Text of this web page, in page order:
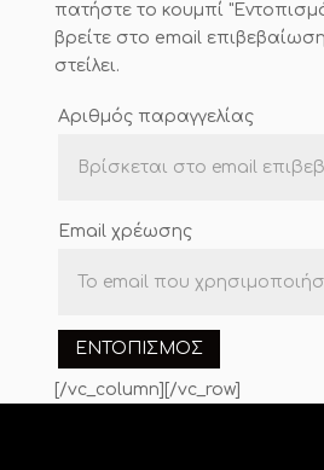
πατήστε το κουμπί
βρείτε στο email
στείλει.
Αριθμός παραγγελίας
Email χρέωσης
ΕΝΤΟΠΙΣΜΌΣ
[/vc_column][/vc_row]